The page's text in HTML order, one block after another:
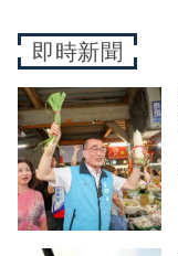
即時新聞